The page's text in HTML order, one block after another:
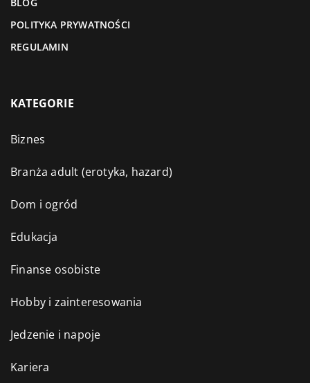
POLITYKA PRYWATNOŚCI
REGULAMIN
KATEGORIE
Biznes
Branża adult (erotyka, hazard)
Dom i ogród
Edukacja
Finanse osobiste
Hobby i zainteresowania
Jedzenie i napoje
Kariera